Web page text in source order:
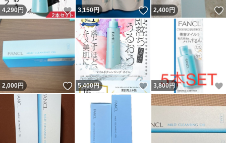
4,290円 いいね！
3,150円 いいね！
2,400円
2,000円 いいね！
5,400円 いいね！
3,800円